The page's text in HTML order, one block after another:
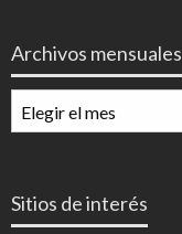
Archivos mensuales
mensuales
Sitios de interés